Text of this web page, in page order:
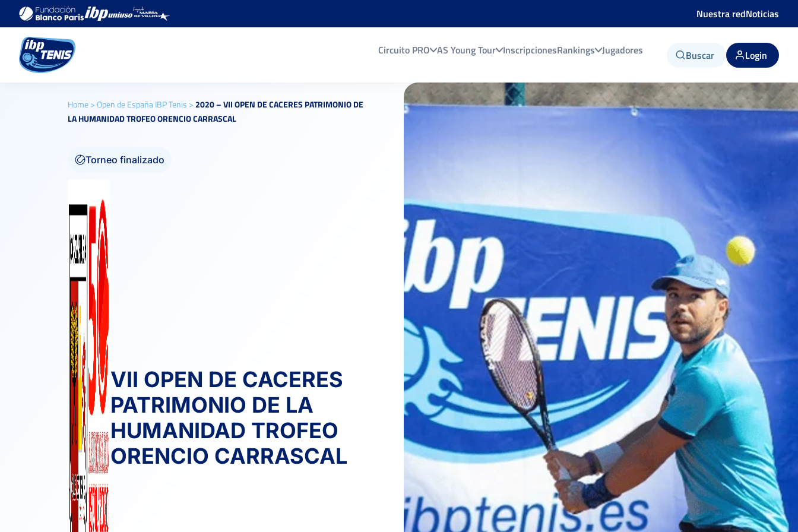
Nuestra redNoticias
Circuito PRO AS Young Tour InscripcionesRankings Jugadores Buscar Login
Home>Open de España IBP Tenis >2020 – VII OPEN DE CACERES PATRIMONIO DE
LA HUMANIDAD TROFEO ORENCIO CARRASCAL
Torneo finalizado
VII OPEN DE CACERES
PATRIMONIO DE LA
HUMANIDAD TROFEO
ORENCIO CARRASCAL